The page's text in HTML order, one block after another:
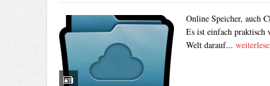
Online Speicher, auch
Es ist einfach praktisch
Welt darauf...